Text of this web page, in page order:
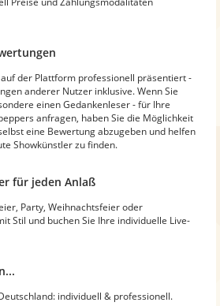
der Plattform professionell präsentiert -
anderer Nutzer inklusive. Wenn Sie
einen Gedankenleser - für Ihre
anfragen, haben Sie die Möglichkeit
eine Bewertung abzugeben und helfen
Showkünstler zu finden.
für jeden Anlaß
Party, Weihnachtsfeier oder
Stil und buchen Sie Ihre individuelle Live-
individuell & professionell.